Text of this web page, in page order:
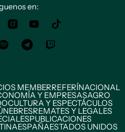
en:
MEMBERREFERÍNACIONAL
Y EMPRESASAGRO
CULTURA Y ESPECTÁCULOS
REMATES Y LEGALES
PUBLICACIONES
ESPAÑAESTADOS UNIDOS